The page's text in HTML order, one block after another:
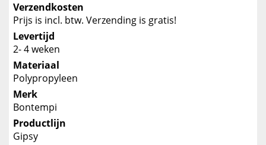
Verzendkosten
Prijs is incl. btw. Verzending is gratis!
Levertijd
2- 4 weken
Materiaal
Polypropyleen
Merk
Bontempi
Productlijn
Gipsy